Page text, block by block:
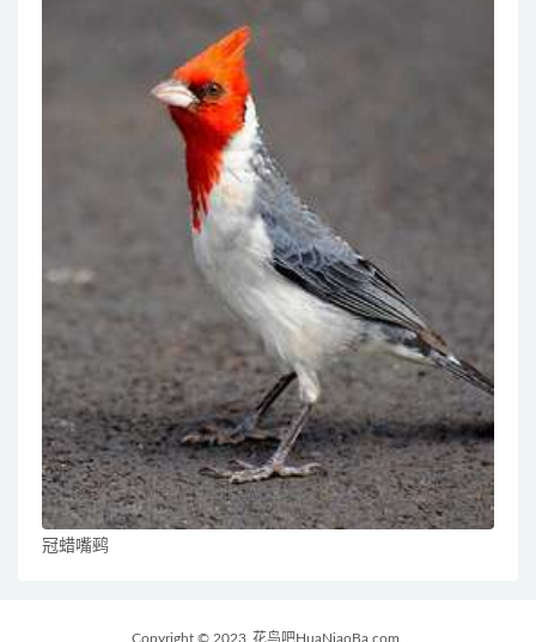
冠蜡嘴鹀
Copyright © 2023 花鸟吧HuaNiaoBa.com